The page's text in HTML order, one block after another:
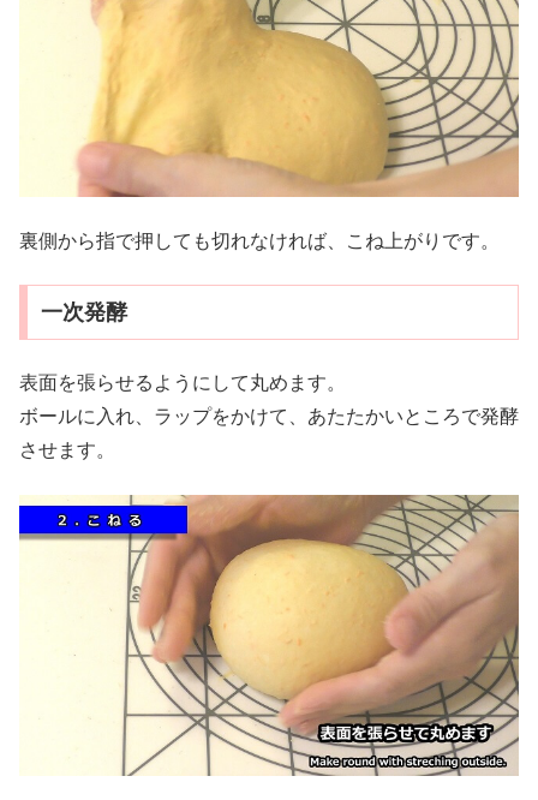
裏側から指で押しても切れなければ、こね上がりです。
一次発酵
表面を張らせるようにして丸めます。
ボールに入れ、ラップをかけて、あたたかいところで発酵
させます。